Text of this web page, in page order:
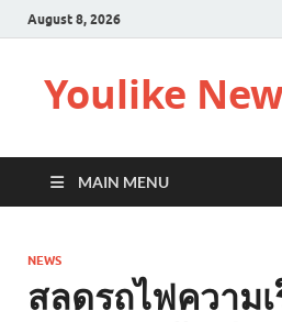
August 8, 2026
Youlike
MAIN MENU
NEWS
สลดรถไฟความเ